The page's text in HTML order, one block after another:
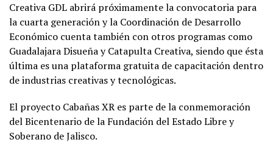
Creativa GDL abrirá próximamente la convocatoria para
la cuarta generación y la Coordinación de Desarrollo
Económico cuenta también con otros programas como
Guadalajara Disueña y Catapulta Creativa, siendo que ésta
última es una plataforma gratuita de capacitación dentro
de industrias creativas y tecnológicas.
El proyecto Cabañas XR es parte de la conmemoración
del Bicentenario de la Fundación del Estado Libre y
Soberano de Jalisco.